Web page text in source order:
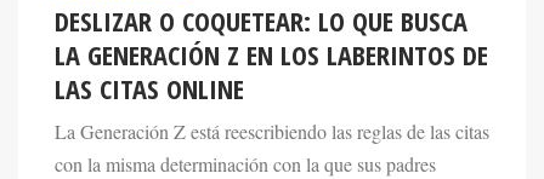
DESLIZAR O COQUETEAR: LO QUE BUSCA
LA GENERACIÓN Z EN LOS LABERINTOS DE
LAS CITAS ONLINE
La Generación Z está reescribiendo las reglas de las citas
con la misma determinación con la que sus padres